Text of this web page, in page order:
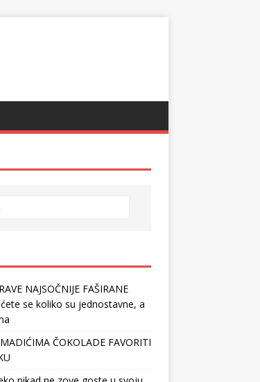
NAJSOČNIJE FAŠIRANE
se koliko su jednostavne, a
ČOKOLADE FAVORITI